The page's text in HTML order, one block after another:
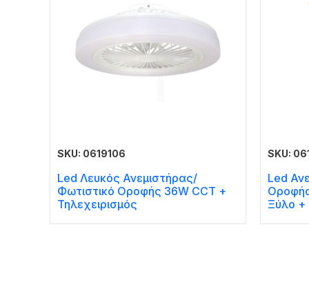
SKU: 0619106
Led Λευκός Ανεμιστήρας/
Φωτιστικό Οροφής 36W CCT +
Τηλεχειρισμός
SKU:
Led
Ξύλο +